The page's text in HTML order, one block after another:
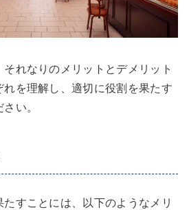
れなりのメリットとデメリット
を理解し、適切に役割を果たす
い。
すことには、以下のようなメリ